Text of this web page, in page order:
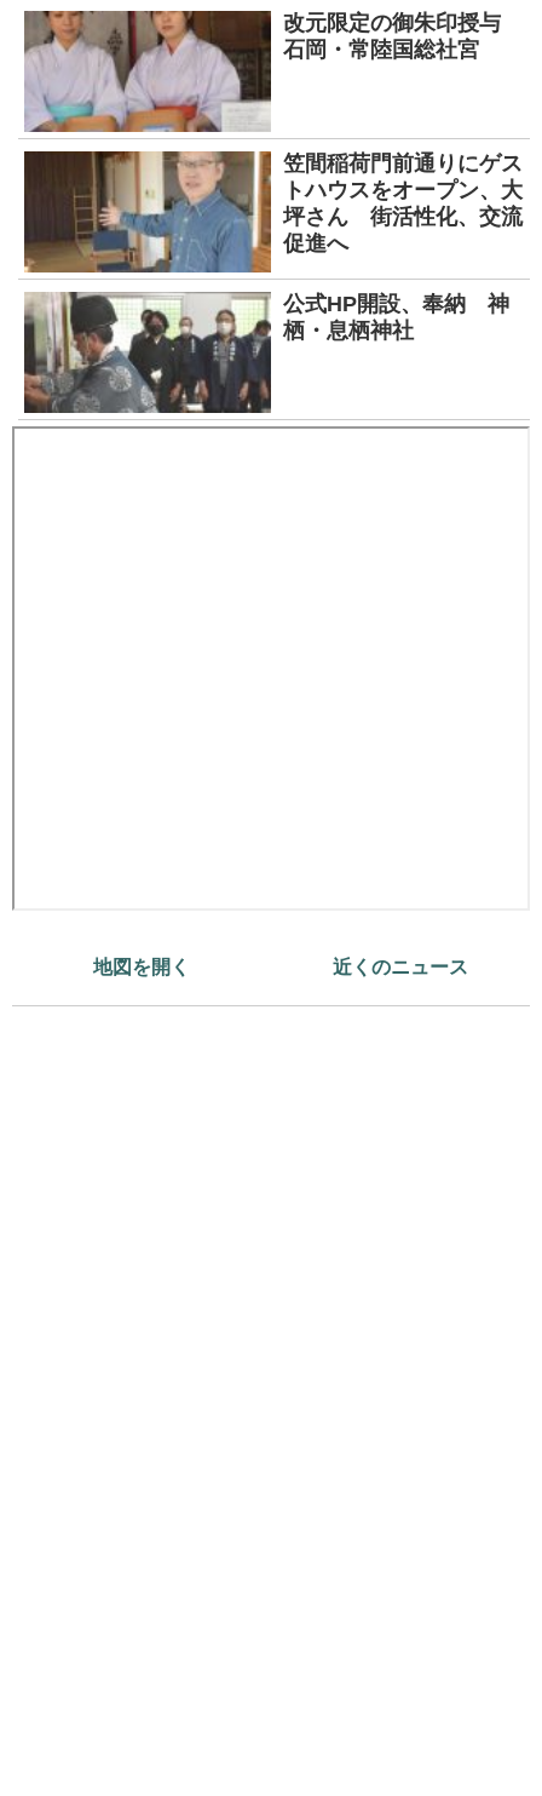
改元限定の御朱印授与
石岡・常陸国総社宮
笠間稲荷門前通りにゲス
トハウスをオープン、大
坪さん 街活性化、交流
促進へ
公式HP開設、奉納 神
栖・息栖神社
地図を開く 近くのニュース